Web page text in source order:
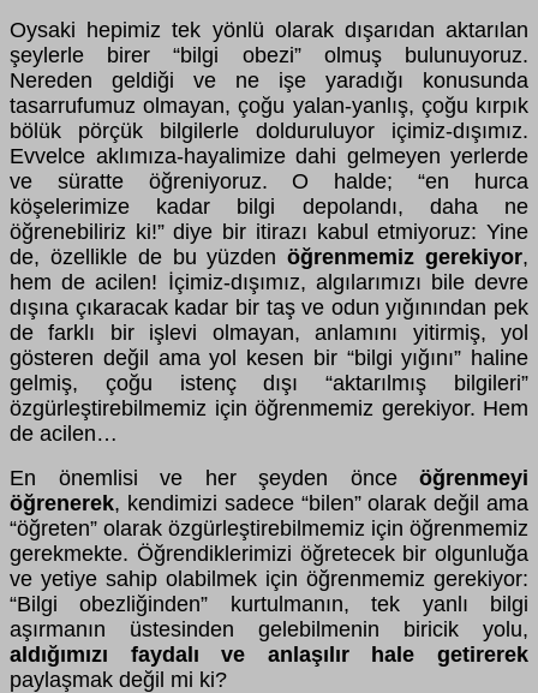
Oysaki hepimiz tek yönlü olarak dışarıdan aktarılan
şeylerle birer “bilgi obezi” olmuş bulunuyoruz.
Nereden geldiği ve ne işe yaradığı konusunda
tasarrufumuz olmayan, çoğu yalan-yanlış, çoğu kırpık
bölük pörçük bilgilerle dolduruluyor içimiz-dışımız.
Evvelce aklımıza-hayalimize dahi gelmeyen yerlerde
ve süratte öğreniyoruz. O halde; “en hurca
köşelerimize kadar bilgi depolandı, daha ne
öğrenebiliriz ki!” diye bir itirazı kabul etmiyoruz: Yine
de, özellikle de bu yüzdenöğrenmemiz gerekiyor,
hem de acilen! İçimiz-dışımız, algılarımızı bile devre
dışına çıkaracak kadar bir taş ve odun yığınından pek
de farklı bir işlevi olmayan, anlamını yitirmiş, yol
gösteren değil ama yol kesen bir “bilgi yığını” haline
gelmiş, çoğu istenç dışı “aktarılmış bilgileri”
özgürleştirebilmemiz için öğrenmemiz gerekiyor. Hem
de acilen…
En önemlisi ve her şeyden önce öğrenmeyi
öğrenerek, kendimizi sadece “bilen” olarak değil ama
“öğreten” olarak özgürleştirebilmemiz için öğrenmemiz
gerekmekte. Öğrendiklerimizi öğretecek bir olgunluğa
ve yetiye sahip olabilmek için öğrenmemiz gerekiyor:
“Bilgi obezliğinden” kurtulmanın, tek yanlı bilgi
aşırmanın üstesinden gelebilmenin biricik yolu,
aldığımızı faydalı ve anlaşılır hale getirerek
paylaşmak değil mi ki?